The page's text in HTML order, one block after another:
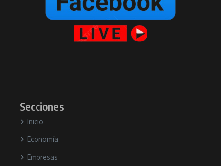
Secciones
Inicio
Economía
Empresas